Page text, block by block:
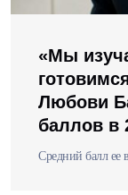
«Мы
Любови
баллов в
Средний балл